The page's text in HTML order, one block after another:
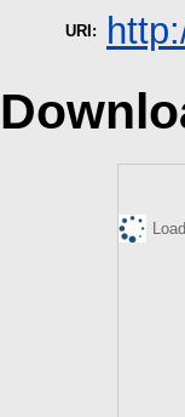
URI: